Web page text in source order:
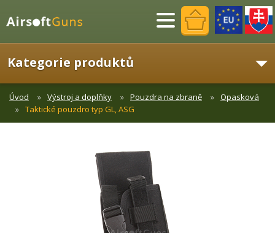
Menu
Kategorie produktů
Úvod Výstroj a doplňky Pouzdra na zbraně
Opasková
Taktické pouzdro typ GL, ASG